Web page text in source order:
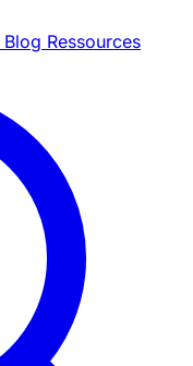
Blog Ressources